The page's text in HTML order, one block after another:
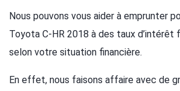
Nous pouvons vous aider à emprunter
Toyota C-HR 2018 à des taux d’intérêt
selon votre situation financière.
En effet, nous faisons affaire avec de